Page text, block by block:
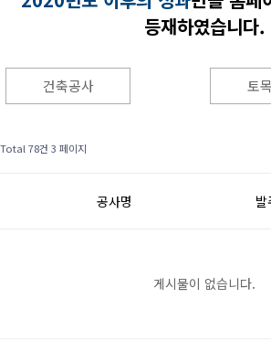
등재하였습니다.
건축공사 토
Total 78건 3 페이지
공사명 발
게시물이 없습니다.